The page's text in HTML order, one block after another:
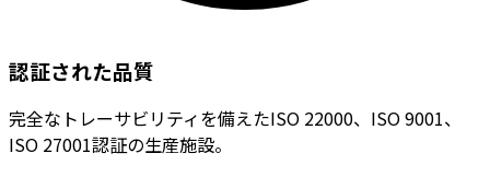
認証された品質
完全なトレーサビリティを備えたISO 22000、ISO 9001、
ISO 27001認証の生産施設。